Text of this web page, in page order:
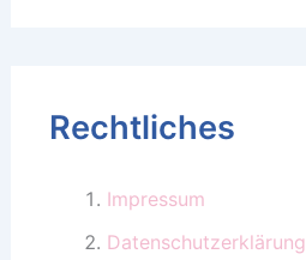
Rechtliches
Impressum
Datenschutzerklärung